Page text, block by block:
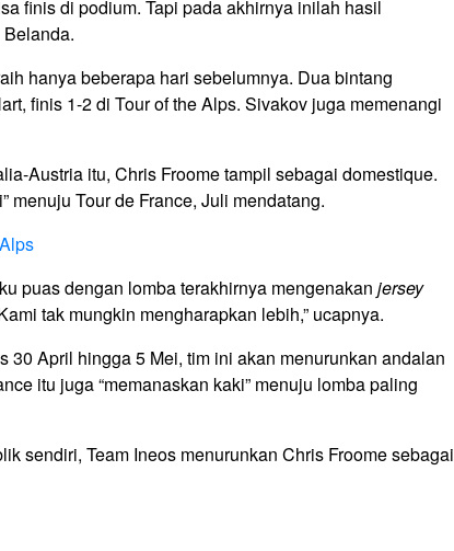
finis di podium. Tapi pada akhirnya inilah hasil
hanya beberapa hari sebelumnya. Dua bintang
finis 1-2 di Tour of the Alps. Sivakov juga memenangi
Austria itu, Chris Froome tampil sebagai domestique.
menuju Tour de France, Juli mendatang.
puas dengan lomba terakhirnya mengenakan jersey
tak mungkin mengharapkan lebih,” ucapnya.
April hingga 5 Mei, tim ini akan menurunkan andalan
itu juga “memanaskan kaki” menuju lomba paling
sendiri, Team Ineos menurunkan Chris Froome sebagai